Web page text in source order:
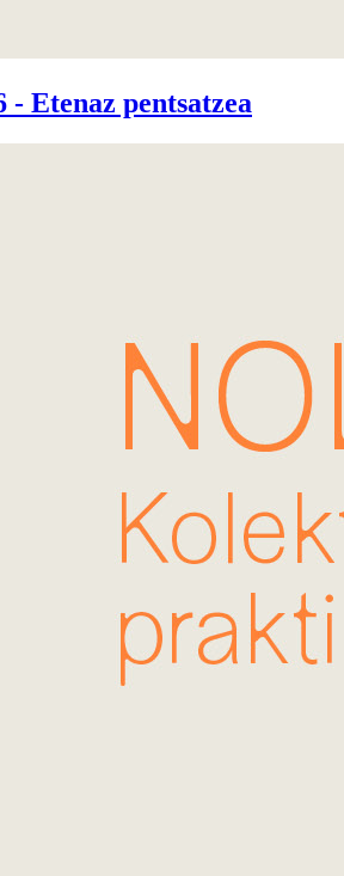
- Etenaz pentsatzea